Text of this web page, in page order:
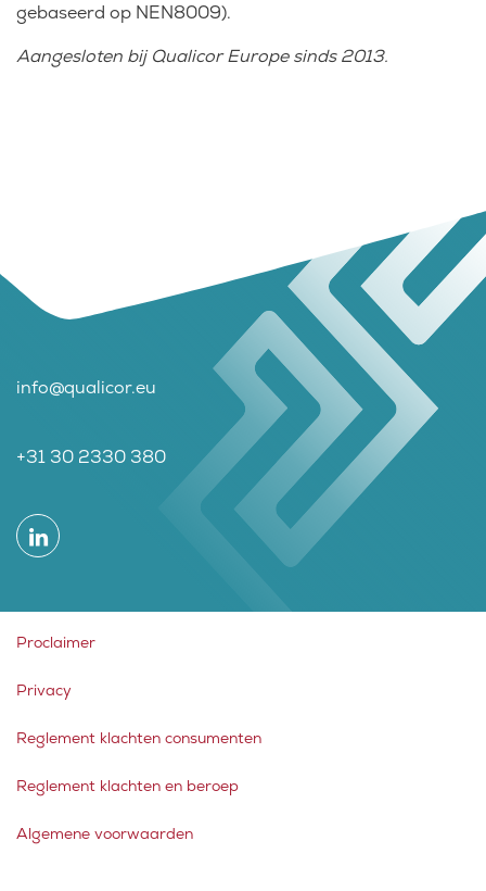
gebaseerd op NEN8009).
Aangesloten bij Qualicor Europe sinds 2013.
info@qualicor.eu
+31 30 2330 380
Proclaimer
Privacy
Reglement klachten consumenten
Reglement klachten en beroep
Algemene voorwaarden